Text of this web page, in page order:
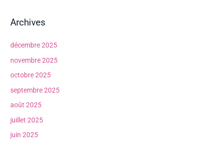
Archives
décembre 2025
novembre 2025
octobre 2025
septembre 2025
août 2025
juillet 2025
juin 2025